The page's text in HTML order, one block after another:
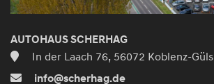
AUTOHAUS SCHERHAG
In der Laach 76, 56072 Koblenz-Güls
info@scherhag.de